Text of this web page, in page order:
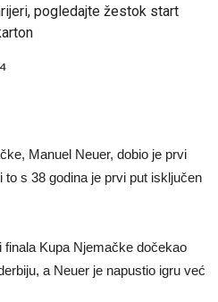
dovodi zvezdu Serie A?
pogledajte žestok start
Manuel Neuer, dobio je prvi
s 38 godina je prvi put isključen
Kupa Njemačke dočekao
a Neuer je napustio igru već